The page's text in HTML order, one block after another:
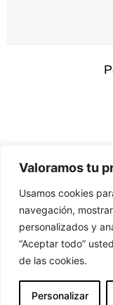
Valoramos tu
Usamos cookies
navegación,
personalizados y
“Aceptar todo”
de las cookies.
Personalizar
EN